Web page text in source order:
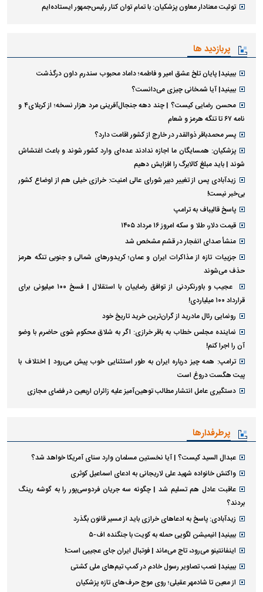
توئیت معنادار معاون پزشکیان: با تمام توان کنار رئیس‌جمهور ایستاده‌ایم
پربازدید ها
ببینید| پایان تلخ عشق امیر و فاطمه؛ داماد محبوب سندرم داون درگذشت
ببینید| آیا شمخانی چیزی می‌دانست؟
محسن رضایی کیست؟ | چند دهه جنجال‌آفرینی مرد هزار نسخه؛ از کربلای۴ و
نامه ۶۷ تا تنگه هرمز و شعام
پسر محمدباقر ذوالقدر در خارج از کشور اقامت دارد؟
پزشکیان: همسایگان ما اجازه ندادند عده‌ای وارد کشور شوند و باعث اغتشاش
شوند | باید مبلغ کالابرگ را افزایش دهیم
زیدآبادی پس از تغییر دبیر شورای عالی امنیت: خرازی خیلی هم از اوضاع کشور
بی‌خبر نیست!
پاسخ قالیباف به ترامپ
قیمت دلار، طلا و سکه امروز ۱۶ مرداد ۱۴۰۵
منشأ صدای انفجار در قشم مشخص شد
جزییات تازه از مذاکرات ایران و عمان؛ کریدورهای شمالی و جنوبی تنگه هرمز
حذف می‌شوند
عجیب و باورنکردنی از توافق رضاییان با استقلال | فسخ ۱۰۰ میلیونی برای
قرارداد ۱۰۰ میلیاردی!
رونمایی رئال مادرید از گران‌ترین خرید تاریخ خود
نماینده مجلس خطاب به باقر خرازی: اگر به شلاق محکوم شوی حاضرم با وضو
آن را اجرا کنم!
ترامپ: همه چیز درباره ایران به طور استثنایی خوب پیش می‌رود | اختلاف با
پیت هگست دروغ است
دستگیری عامل انتشار مطالب توهین‌آمیز علیه زائران اربعین در فضای مجازی
پرطرفدارها
عبدال السید کیست؟ | آیا نخستین مسلمان وارد سنای آمریکا خواهد شد؟
واکنش خانواده شهید علی لاریجانی به ادعای اسماعیل کوثری
عاقبت عادل هم تسلیم شد | چگونه سه جریان فردوسی‌پور را به گوشه رینگ
بردند؟
زیدآبادی: پاسخ به ادعا‌های خرازی باید از مسیر قانون بگذرد
ببینید| انیمیشن لگویی حمله به کویت با جنگنده اف-۵
اینفانتینو می‌رود، تاج می‌ماند | فوتبال ایران جای عجیبی است!
ببینید| نصب تصاویر رسول خادم در کمپ تیم‌های ملی کشتی
از معین تا شادمهر عقیلی؛ روی موج حرف‌های تازه پزشکیان